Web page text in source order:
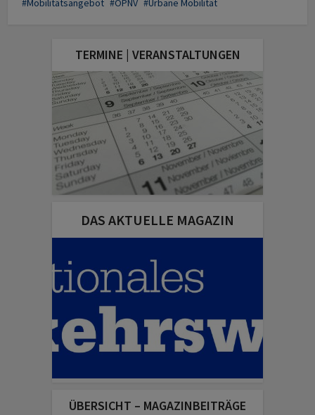
Mobilitätsangebot
ÖPNV Urbane Mobilität
TERMINE | VERANSTALTUNGEN
DAS AKTUELLE MAGAZIN
ÜBERSICHT – MAGAZINBEITRÄGE